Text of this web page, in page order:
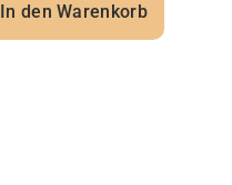
In den Warenkorb